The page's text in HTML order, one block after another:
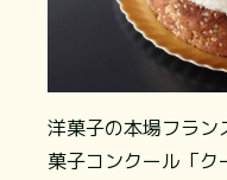
洋菓子の本場フラン
菓子コンクール「ク